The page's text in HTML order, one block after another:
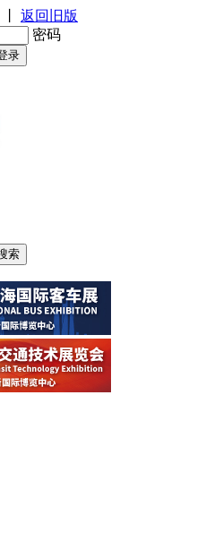
返回旧版
密码